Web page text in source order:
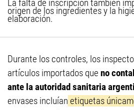
La falta de inscripción también
origen de los ingredientes y la
elaboración.
Durante los controles, los
artículos importados que no
ante la autoridad sanitaria
envases incluían etiquetas